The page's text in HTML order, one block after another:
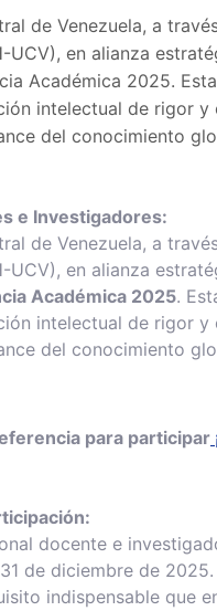
de Venezuela, a
UCV), en alianza
Académica 2025.
intelectual de rigor
del conocimiento
e Investigadores:
de Venezuela, a
UCV), en alianza
Académica 2025.
intelectual de rigor
del conocimiento
para participar
docente e
de diciembre de 2025.
indispensable que